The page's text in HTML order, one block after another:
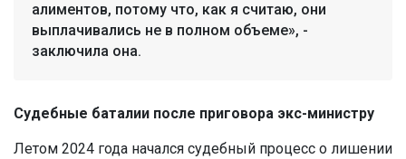
алиментов, потому что, как я считаю, они
выплачивались не в полном объеме», -
заключила она.
Судебные баталии после приговора экс-министру
Летом 2024 года начался судебный процесс о лишении